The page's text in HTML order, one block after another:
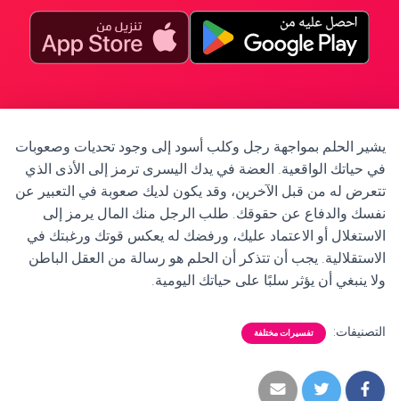
يشير الحلم بمواجهة رجل وكلب أسود إلى وجود تحديات وصعوبات
في حياتك الواقعية. العضة في يدك اليسرى ترمز إلى الأذى الذي
تتعرض له من قبل الآخرين، وقد يكون لديك صعوبة في التعبير عن
نفسك والدفاع عن حقوقك. طلب الرجل منك المال يرمز إلى
الاستغلال أو الاعتماد عليك، ورفضك له يعكس قوتك ورغبتك في
الاستقلالية. يجب أن تتذكر أن الحلم هو رسالة من العقل الباطن
ولا ينبغي أن يؤثر سلبًا على حياتك اليومية.
التصنيفات: تفسيرات مختلفة